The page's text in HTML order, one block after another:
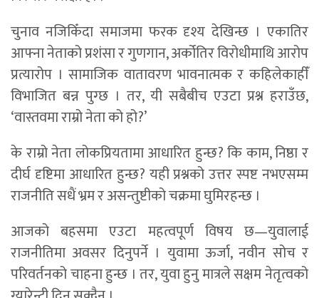
चुनाव नजिकिँदा समाजमा फरक दृश्य देखिन्छ । एकातिर
आफ्ना नेताको प्रशंसा र गुणगान, अर्कोतिर विरोधीमाथि आरोप
प्रत्यारोप । सामाजिक वातावरण भावनात्मक र कहिलेकाहीँ
विभाजित बन्न पुग्छ । तर, यी सबैबीच एउटा प्रश्न हराउँछ,
‘वास्तवमा राम्रो नेता को हो?’
के राम्रो नेता लोकप्रियतामा आधारित हुन्छ? कि काम, निष्ठा र
दीर्घ दृष्टिमा आधारित हुन्छ? यही प्रश्नको उत्तर स्पष्ट नभएसम्म
राजनीति सधैं भ्रम र असन्तुष्टीको चक्रमा घुमिरहन्छ ।
आजको बहसमा एउटा महत्वपूर्ण विषय छ—युवालाई
राजनीतिमा अवसर दिनुपर्ने । युवामा ऊर्जा, नवीन सोच र
परिवर्तनको चाहना हुन्छ । तर, युवा हुनु मात्रले सक्षम नेतृत्वको